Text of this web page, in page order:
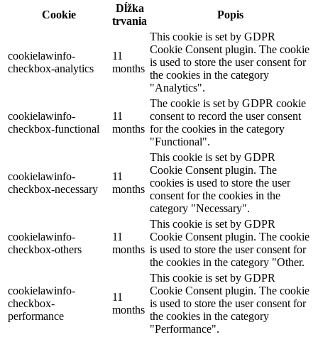
Cookie
Dĺžka
trvania
Popis
cookielawinfo-
checkbox-analytics
11
months
This cookie is set by GDPR
Cookie Consent plugin. The cookie
is used to store the user consent for
the cookies in the category
"Analytics".
cookielawinfo-
checkbox-functional
11
months
The cookie is set by GDPR cookie
consent to record the user consent
for the cookies in the category
"Functional".
cookielawinfo-
checkbox-necessary
11
months
This cookie is set by GDPR
Cookie Consent plugin. The
cookies is used to store the user
consent for the cookies in the
category "Necessary".
cookielawinfo-
checkbox-others
11
months
This cookie is set by GDPR
Cookie Consent plugin. The cookie
is used to store the user consent for
the cookies in the category "Other.
cookielawinfo-
checkbox-
performance
11
months
This cookie is set by GDPR
Cookie Consent plugin. The cookie
is used to store the user consent for
the cookies in the category
"Performance".